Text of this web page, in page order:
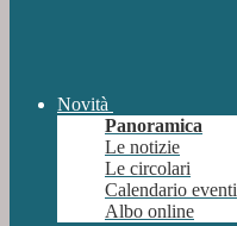
Novità
Panoramica
Le notizie
Le circolari
Calendario eventi
Albo online